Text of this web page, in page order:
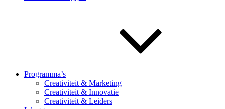
Programma’s
Creativiteit & Marketing
Creativiteit & Innovatie
Creativiteit & Leiders